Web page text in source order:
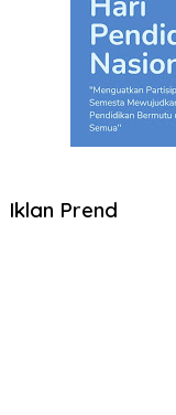
Iklan Prend